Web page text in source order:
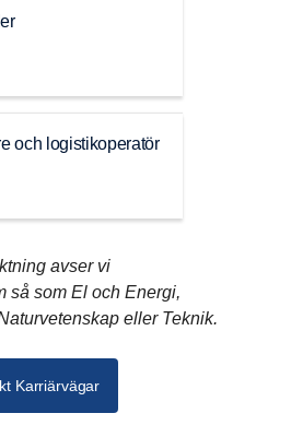
och logistikoperatör
avser vi
så som El och Energi,
eller Teknik.
Karriärvägar